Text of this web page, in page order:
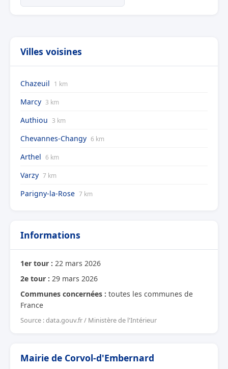
Villes voisines
Chazeuil 1 km
Marcy 3 km
Authiou 3 km
Chevannes-Changy 6 km
Arthel 6 km
Varzy 7 km
Parigny-la-Rose 7 km
Informations
1er tour : 22 mars 2026
2e tour : 29 mars 2026
Communes concernées : toutes les communes de
France
Source : data.gouv.fr / Ministère de l'Intérieur
Mairie de Corvol-d'Embernard